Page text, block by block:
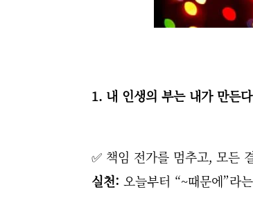
1. 내 인생의 부는 내가 만든다
✅ 책임 전가를 멈추고, 모든
실천: 오늘부터 “~때문에”라